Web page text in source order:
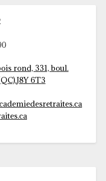
rond, 331, boul.
6T3